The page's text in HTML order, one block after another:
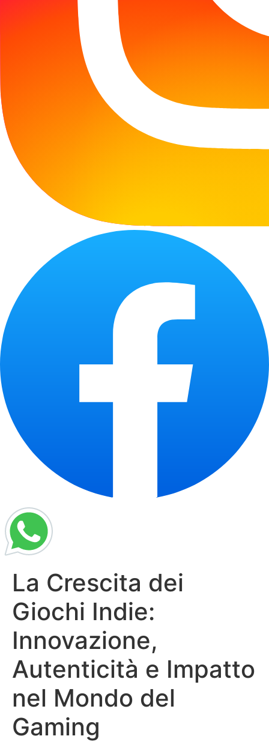
La Crescita dei
Giochi Indie:
Innovazione,
Autenticità e Impatto
nel Mondo del
Gaming